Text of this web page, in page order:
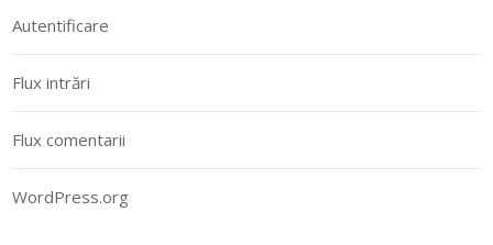
Autentificare
Flux intrări
Flux comentarii
WordPress.org